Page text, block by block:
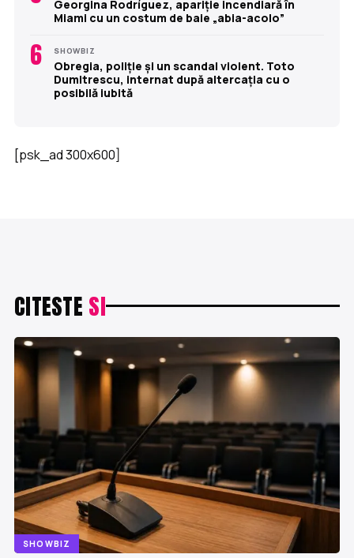
Georgina Rodríguez, apariție incendiară în
Miami cu un costum de baie „abia-acolo”
6 SHOWBIZ
Obregia, poliție și un scandal violent. Toto
Dumitrescu, internat după altercația cu o
posibilă iubită
[psk_ad 300x600]
CITESTE SI
SHOWBIZ